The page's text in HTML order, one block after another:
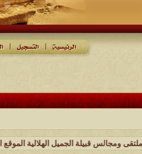
قبيلة الجميل الهلالية الموقع الأول على